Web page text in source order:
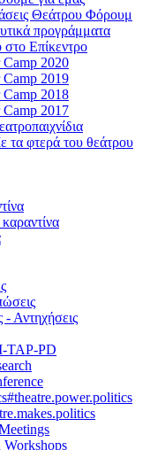
Θεάτρου Φόρουμ
προγράμματα
Επίκεντρο
Camp 2020
Camp 2019
Camp 2018
Camp 2017
τα φτερά του θεάτρου
Αντηχήσεις
TAP-PD
Workshops